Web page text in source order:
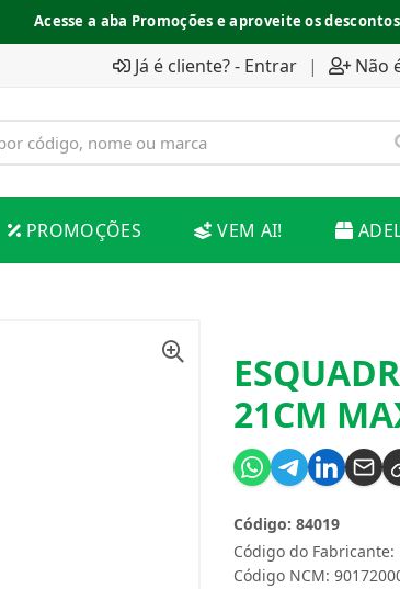
Acesse a aba Promoções e aproveite os descontos
Já é cliente? - Entrar | Não
PROMOÇÕES VEM AI!
21CM
Código do Fabricante:
Código: 84019
Código NCM: